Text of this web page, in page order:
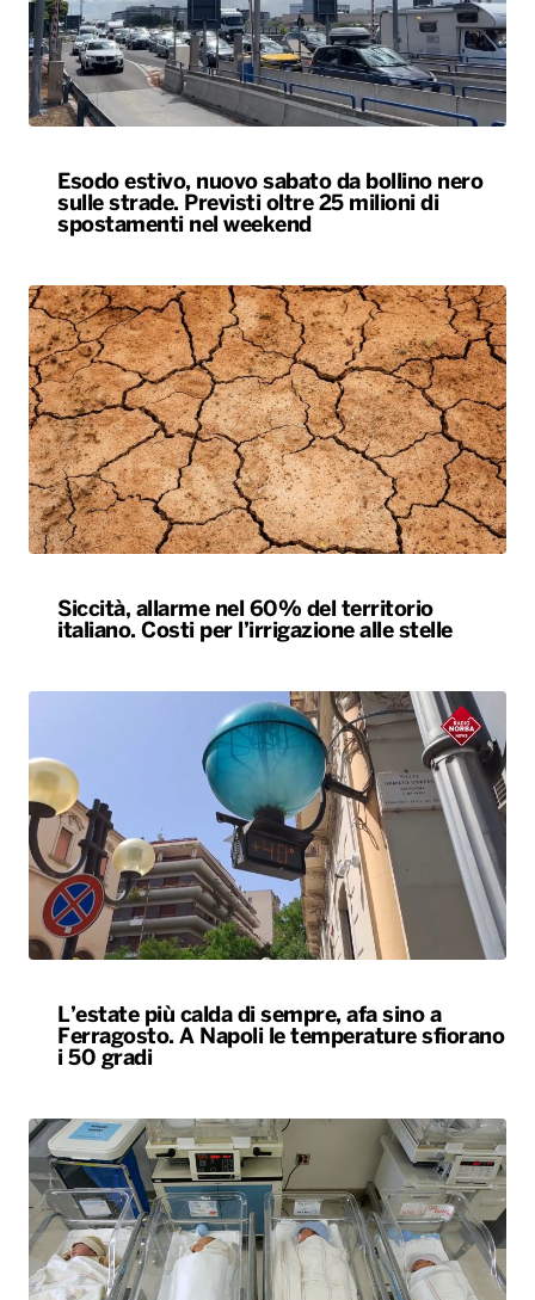
Esodo estivo, nuovo sabato da bollino nero
sulle strade. Previsti oltre 25 milioni di
spostamenti nel weekend
Siccità, allarme nel 60% del territorio
italiano. Costi per l’irrigazione alle stelle
L’estate più calda di sempre, afa sino a
Ferragosto. A Napoli le temperature sfiorano
i 50 gradi